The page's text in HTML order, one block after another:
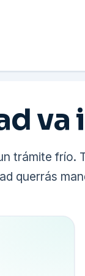
va
trámite frío.
querrás